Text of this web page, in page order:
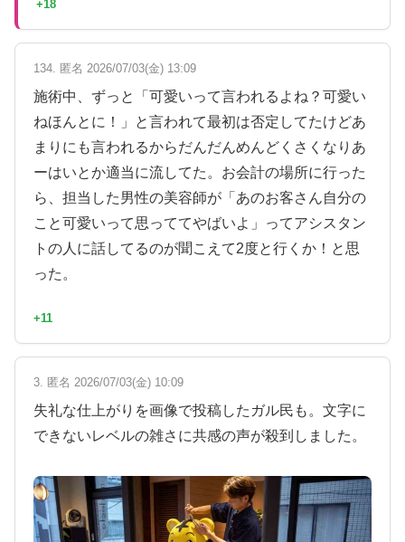
+18
134. 匿名 2026/07/03(金) 13:09
施術中、ずっと「可愛いって言われるよね？可愛い
ねほんとに！」と言われて最初は否定してたけどあ
まりにも言われるからだんだんめんどくさくなりあ
ーはいとか適当に流してた。お会計の場所に行った
ら、担当した男性の美容師が「あのお客さん自分の
こと可愛いって思っててやばいよ」ってアシスタン
トの人に話してるのが聞こえて2度と行くか！と思
った。
+11
3. 匿名 2026/07/03(金) 10:09
失礼な仕上がりを画像で投稿したガル民も。文字に
できないレベルの雑さに共感の声が殺到しました。